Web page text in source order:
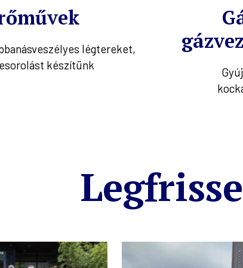
légtereket,
készítünk